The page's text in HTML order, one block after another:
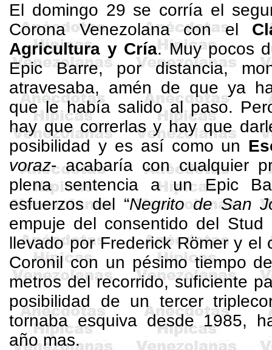
El domingo 29 se corría el
CoronaVenezolana con el
Agricultura y Cría. Muy pocos
EpicBarre, por distancia,
atravesaba, amén de que ya
que le había salido al paso.
hay que correrlas y hay que
posibilidad y es así como un
voraz- acabaría con cualquier
plena sentencia a unEpic
esfuerzos del “Negrito de San
empuje del consentido del Stud
llevado porFrederick Römery el
Coronilcon un pésimo tiempo
metrosdel recorrido, suficiente
posibilidad de un tercer
tornaba esquiva desde 1985,
año mas.